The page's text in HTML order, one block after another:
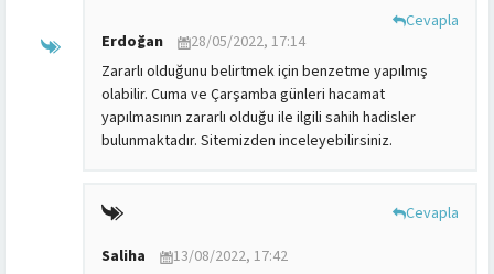
Erdoğan
28/05/2022, 17:14
Zararlı olduğunu belirtmek için benzetme yapılmış
olabilir. Cuma ve Çarşamba günleri hacamat
yapılmasının zararlı olduğu ile ilgili sahih hadisler
bulunmaktadır. Sitemizden inceleyebilirsiniz.
Cevapla
Saliha
13/08/2022, 17:42
Cevapla